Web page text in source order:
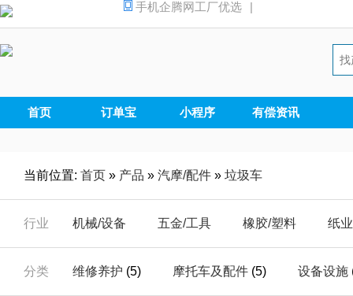
手机企腾网工厂优选 |
首页 订单宝 小程序 有偿资讯
当前位置: 首页 » 产品 » 汽摩/配件 » 垃圾车
行业 机械/设备 五金/工具 橡胶/塑料 纸
汽摩/配件 家电/电器 安全/防护 能
分类 维修养护 (5) 摩托车及配件 (5) 设备设施